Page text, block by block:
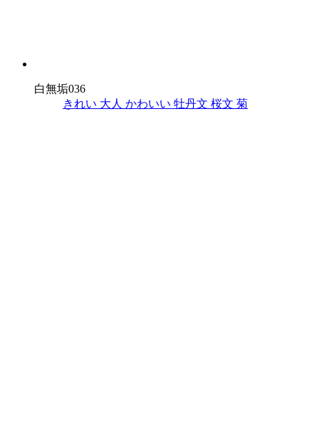
白無垢036
きれい 大人 かわいい 牡丹文 桜文 菊